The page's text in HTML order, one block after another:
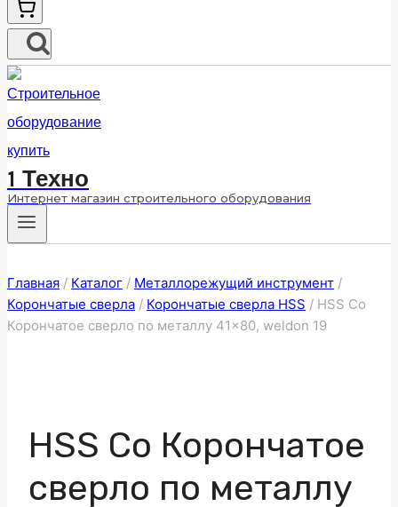
1 Техно
Интернет магазин строительного оборудования
Главная / Каталог / Металлорежущий инструмент /
Корончатые сверла / Корончатые сверла HSS / HSS Co
Корончатое сверло по металлу 41×80, weldon 19
HSS Co Корончатое
сверло по металлу